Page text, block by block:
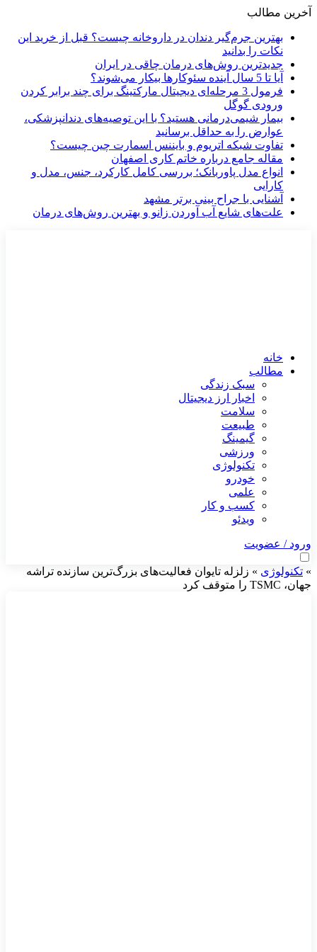
آخرین مطالب
بهترین جرم‌گیر دندان در داروخانه چیست؟ قبل از خرید این
نکات را بدانید
جدیدترین روش‌های درمان چاقی در ایران
آیا تا 5 سال آینده سئوکارها بیکار می‌شوند؟
فرمول 3 مرحله‌ای دیجیتال مارکتینگ برای چند برابر کردن
ورودی گوگل
بیمار شیمی‌درمانی هستید؟ با این توصیه‌های دندانپزشکی،
عوارض را به حداقل برسانید
تفاوت شبکه اتریوم و بایننس اسمارت چین چیست؟
مقاله جامع درباره خاتم کاری اصفهان
انواع مدل پاوربانک؛ بررسی کامل کارکرد، جنس، مدل و
کارایی
آشنایی با جراح بینی برتر مشهد
علت‌های شایع آب آوردن زانو و بهترین روش‌های درمان
خانه
مطالب
سبک زندگی
اخبار ارز دیجیتال
سلامت
طبیعت
گیمینگ
ورزشی
تکنولوژی
خودرو
علمی
کسب و کار
ویدئو
ورود / عضویت
» تکنولوژی » زلزله تایوان فعالیت‌های بزرگ‌ترین سازنده تراشه
جهان، TSMC را متوقف کرد